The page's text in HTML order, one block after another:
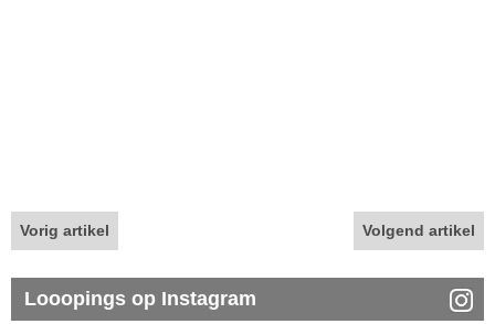
Vorig artikel Volgend artikel
Looopings op Instagram